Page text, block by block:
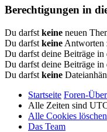
Berechtigungen in
Du darfst keine neuen
Du darfst keine Antworten
Du darfst deine Beiträge in
Du darfst deine Beiträge in
Du darfst keine
Startseite Foren-
Alle Zeiten sind
Alle Cookies löschen
Das Team